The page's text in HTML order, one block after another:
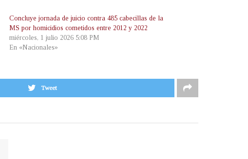
Concluye jornada de juicio contra 485 cabecillas de la
MS por homicidios cometidos entre 2012 y 2022
miércoles, 1 julio 2026 5:08 PM
En «Nacionales»
Tweet